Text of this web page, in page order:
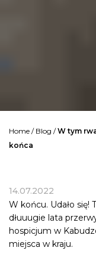
Home / Blog /W tym
końca
14.07.2022
W końcu. Udało się!
dłuuugie lata
hospicjum w
miejsca w kraju.